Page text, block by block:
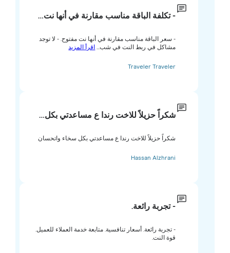
- تكلفة الباقة مناسب مقارنة في أنها نت…
- سعر الباقة مناسب مقارنة في أنها نت مفتوح. - لا توجد
مشاكل في ربط النت في شب...اقرأ المزيد
Traveler Traveler
شكراً حزيلاً للاخت رندا ع مساعدتي بكل…
شكراً حزيلاً للاخت رندا ع مساعدتي بكل سخاء واتحسان
Hassan Alzhrani
- تجربة رائعة.
- تجربة رائعة. أسعار تنافسية. متابعة خدمة العملاء للعميل.
قوة النت.